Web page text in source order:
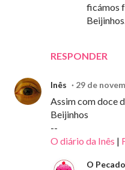
RESPONDER
ficámos
Inês 29 de
Assim com doce
Beijinhos
--
O diário da Inês |
O